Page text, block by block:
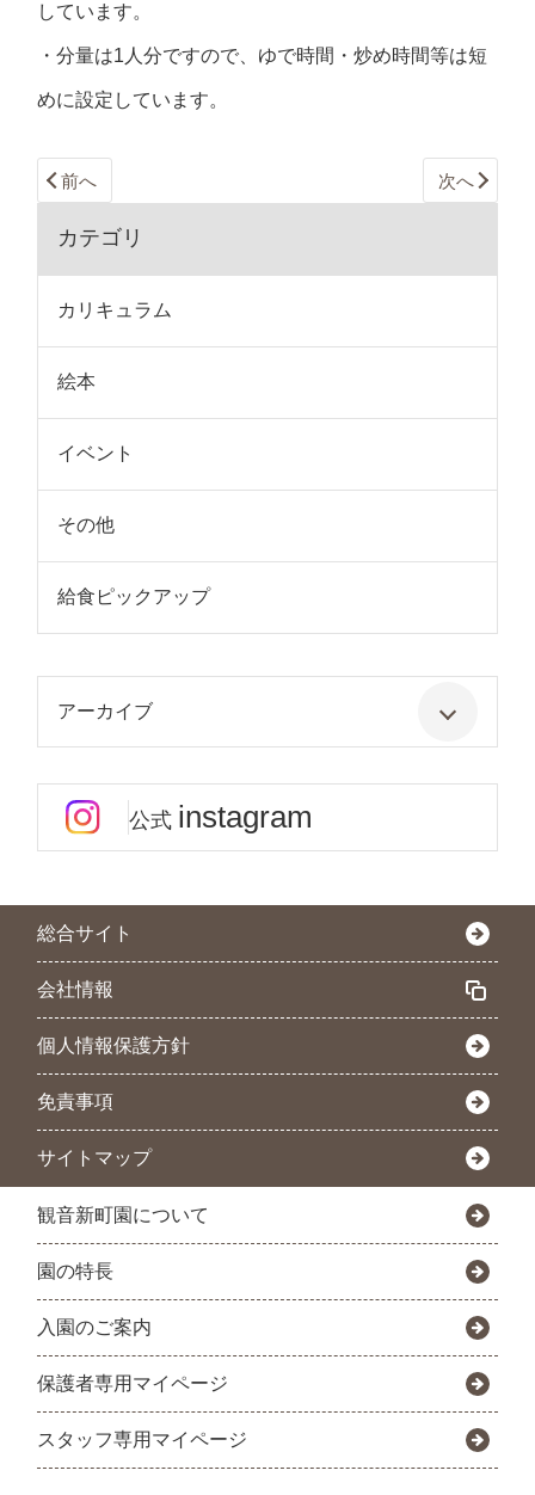
しています。
・分量は1人分ですので、ゆで時間・炒め時間等は短
めに設定しています。
前へ 次へ
カテゴリ
カリキュラム
絵本
イベント
その他
給食ピックアップ
アーカイブ
公式 instagram
総合サイト
会社情報
個人情報保護方針
免責事項
サイトマップ
観音新町園について
園の特長
入園のご案内
保護者専用マイページ
スタッフ専用マイページ